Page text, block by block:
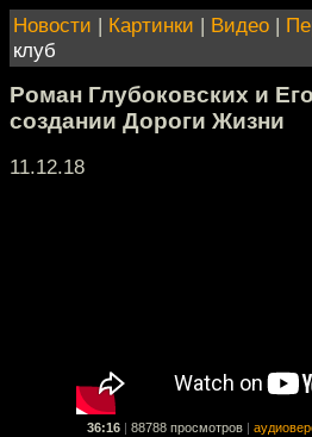
Новости | Картинки | Видео |
клуб
Роман Глубоковских и
создании Дороги Жизни
11.12.18
36:16 88788 просмотров